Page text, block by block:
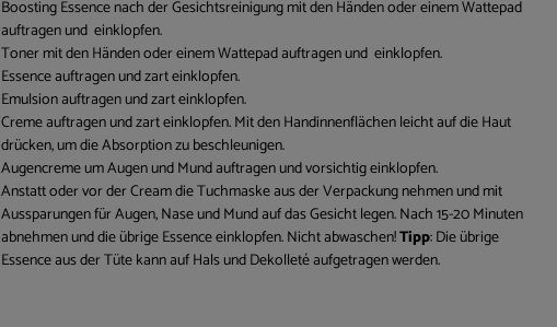
Boosting Essence nach der Gesichtsreinigung mit den Händen oder einem Wattepad
auftragen und einklopfen.
Toner mit den Händen oder einem Wattepad auftragen und einklopfen.
Essence auftragen und zart einklopfen.
Emulsion auftragen und zart einklopfen.
Creme auftragen und zart einklopfen. Mit den Handinnenflächen leicht auf die Haut
drücken, um die Absorption zu beschleunigen.
Augencreme um Augen und Mund auftragen und vorsichtig einklopfen.
Anstatt oder vor der Cream die Tuchmaske aus der Verpackung nehmen und mit
Aussparungen für Augen, Nase und Mund auf das Gesicht legen. Nach 15-20 Minuten
abnehmen und die übrige Essence einklopfen. Nicht abwaschen!Tipp: Die übrige
Essence aus der Tüte kann auf Hals und Dekolleté aufgetragen werden.